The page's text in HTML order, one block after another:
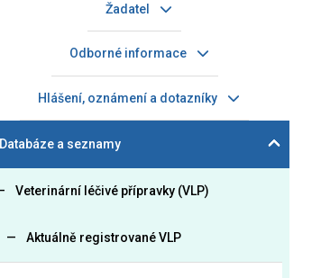
Žadatel
Odborné informace
Hlášení, oznámení a dotazníky
Databáze a seznamy
Veterinární léčivé přípravky (VLP)
Aktuálně registrované VLP